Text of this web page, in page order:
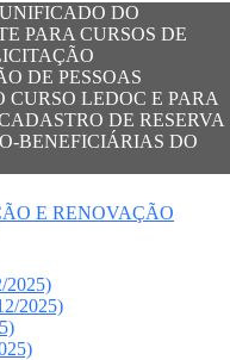
DO
PARA CURSOS DE
DE PESSOAS
LEDOC E PARA
DE RESERVA
BENEFICIÁRIAS DO
E RENOVAÇÃO
2025)
2025)